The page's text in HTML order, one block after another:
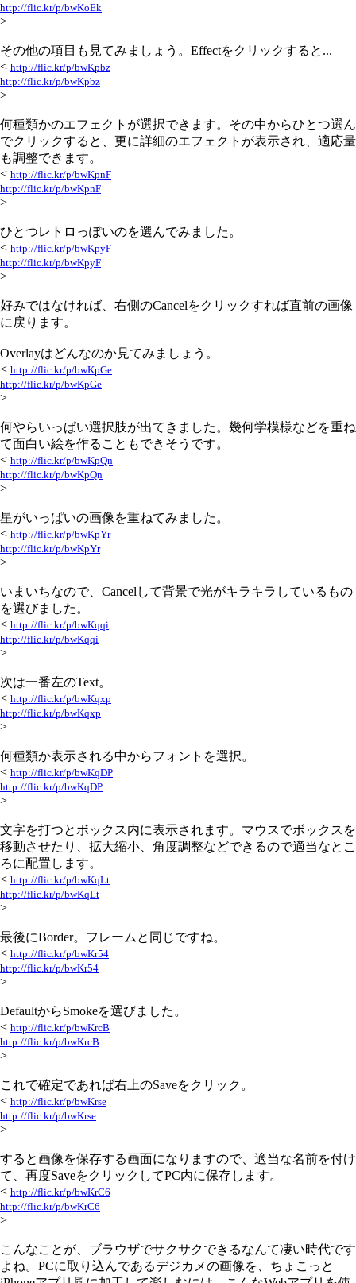
http://flic.kr/p/bwKoEk
>
その他の項目も見てみましょう。Effectをクリックすると...
< http://flic.kr/p/bwKpbz
http://flic.kr/p/bwKpbz
>
何種類かのエフェクトが選択できます。その中からひとつ選ん
でクリックすると、更に詳細のエフェクトが表示され、適応量
も調整できます。
< http://flic.kr/p/bwKpnF
http://flic.kr/p/bwKpnF
>
ひとつレトロっぽいのを選んでみました。
< http://flic.kr/p/bwKpyF
http://flic.kr/p/bwKpyF
>
好みではなければ、右側のCancelをクリックすれば直前の画像
に戻ります。
Overlayはどんなのか見てみましょう。
< http://flic.kr/p/bwKpGe
http://flic.kr/p/bwKpGe
>
何やらいっぱい選択肢が出てきました。幾何学模様などを重ね
て面白い絵を作ることもできそうです。
< http://flic.kr/p/bwKpQn
http://flic.kr/p/bwKpQn
>
星がいっぱいの画像を重ねてみました。
< http://flic.kr/p/bwKpYr
http://flic.kr/p/bwKpYr
>
いまいちなので、Cancelして背景で光がキラキラしているもの
を選びました。
< http://flic.kr/p/bwKqqi
http://flic.kr/p/bwKqqi
>
次は一番左のText。
< http://flic.kr/p/bwKqxp
http://flic.kr/p/bwKqxp
>
何種類か表示される中からフォントを選択。
< http://flic.kr/p/bwKqDP
http://flic.kr/p/bwKqDP
>
文字を打つとボックス内に表示されます。マウスでボックスを
移動させたり、拡大縮小、角度調整などできるので適当なとこ
ろに配置します。
< http://flic.kr/p/bwKqLt
http://flic.kr/p/bwKqLt
>
最後にBorder。フレームと同じですね。
< http://flic.kr/p/bwKr54
http://flic.kr/p/bwKr54
>
DefaultからSmokeを選びました。
< http://flic.kr/p/bwKrcB
http://flic.kr/p/bwKrcB
>
これで確定であれば右上のSaveをクリック。
< http://flic.kr/p/bwKrse
http://flic.kr/p/bwKrse
>
すると画像を保存する画面になりますので、適当な名前を付け
て、再度SaveをクリックしてPC内に保存します。
< http://flic.kr/p/bwKrC6
http://flic.kr/p/bwKrC6
>
こんなことが、ブラウザでサクサクできるなんて凄い時代です
よね。PCに取り込んであるデジカメの画像を、ちょこっと